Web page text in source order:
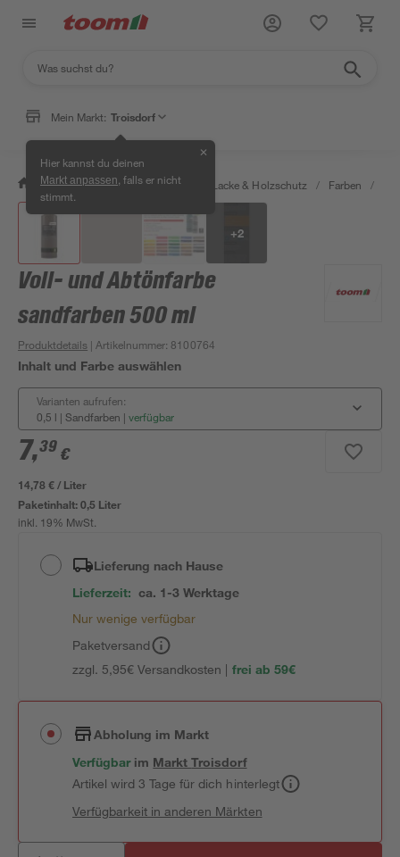
Mein Markt: Troisdorf
Hier kannst du deinen
Markt anpassen , falls er nicht
stimmt.
✕
/ Bauen & Renovieren / Farben, Lacke & Holzschutz / Farben /
+2
Voll- und Abtönfarbe
sandfarben 500 ml
Produktdetails | Artikelnummer: 8100764
Inhalt und Farbe auswählen
Varianten aufrufen:
0,5 l | Sandfarben | verfügbar
7,39 €
14,78 € / Liter
Paketinhalt:0,5 Liter
inkl. 19% MwSt.
Lieferung nach Hause
Lieferzeit: ca. 1-3 Werktage
Nur wenige verfügbar
Paketversand
zzgl. 5,95€ Versandkosten | frei ab 59€
Abholung im Markt
Verfügbar im MarktTroisdorf
Artikel wird 3 Tage für dich hinterlegt
Verfügbarkeit in anderen Märkten